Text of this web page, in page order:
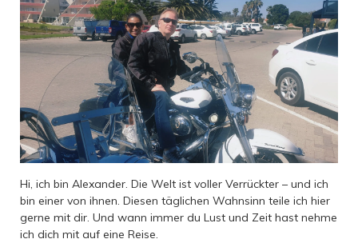
Hi, ich bin Alexander. Die Welt ist voller Verrückter – und ich
bin einer von ihnen. Diesen täglichen Wahnsinn teile ich hier
gerne mit dir. Und wann immer du Lust und Zeit hast nehme
ich dich mit auf eine Reise.